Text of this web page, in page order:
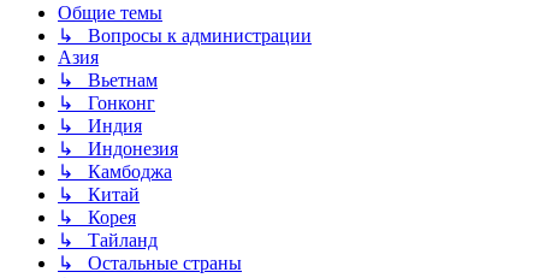
Общие темы
↳ Вопросы к администрации
Азия
↳ Вьетнам
↳ Гонконг
↳ Индия
↳ Индонезия
↳ Камбоджа
↳ Китай
↳ Корея
↳ Тайланд
↳ Остальные страны